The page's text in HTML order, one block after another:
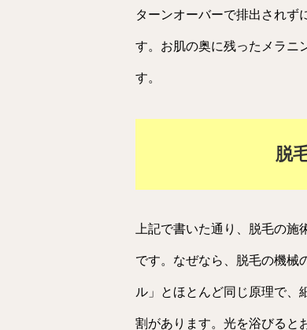
ターンオーバーで排出されず
す。お肌の奥に残ったメラニ
す。
脱
上記で書いた通り、脱毛の
です。なぜなら、脱毛の機械
ル」とほとんど同じ原理で、
割があります。光を浴びると